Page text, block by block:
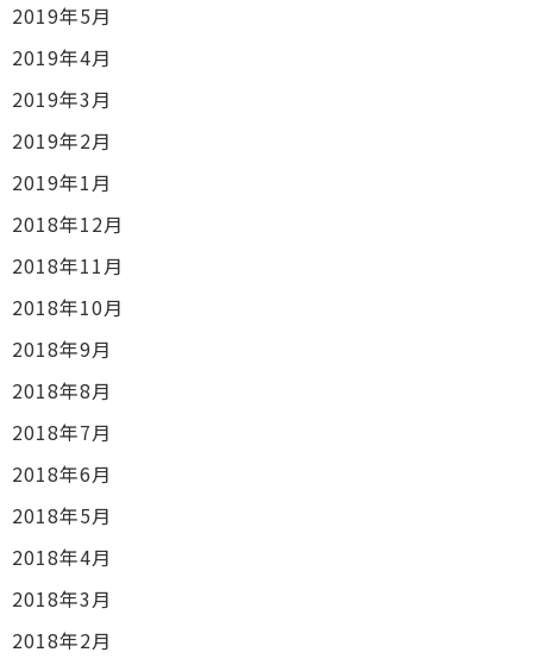
2019年5月
2019年4月
2019年3月
2019年2月
2019年1月
2018年12月
2018年11月
2018年10月
2018年9月
2018年8月
2018年7月
2018年6月
2018年5月
2018年4月
2018年3月
2018年2月